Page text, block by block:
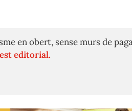
en obert, sense murs de
editorial.